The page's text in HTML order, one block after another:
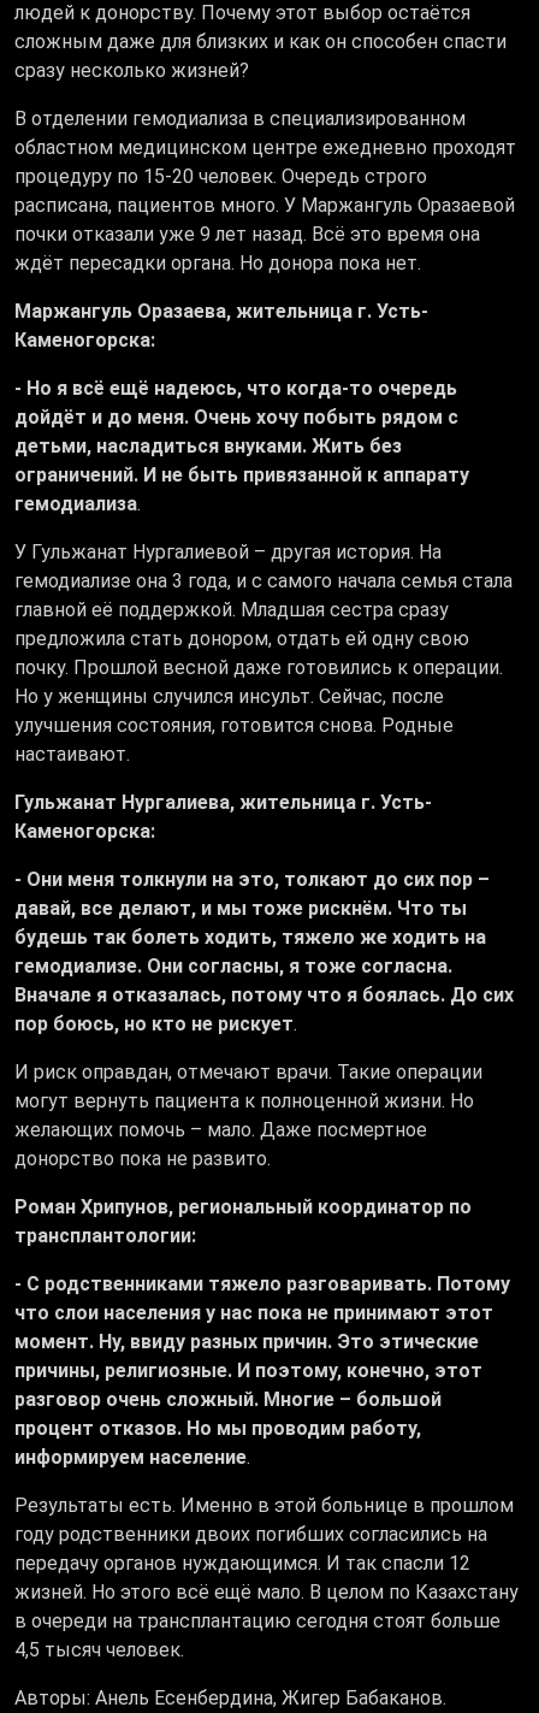
людей к донорству. Почему этот выбор остаётся
сложным даже для близких и как он способен спасти
сразу несколько жизней?
В отделении гемодиализа в специализированном
областном медицинском центре ежедневно проходят
процедуру по 15-20 человек. Очередь строго
расписана, пациентов много. У Маржангуль Оразаевой
почки отказали уже 9 лет назад. Всё это время она
ждёт пересадки органа. Но донора пока нет.
Маржангуль Оразаева, жительница г. Усть-
Каменогорска:
- Но я всё ещё надеюсь, что когда-то очередь
дойдёт и до меня. Очень хочу побыть рядом с
детьми, насладиться внуками. Жить без
ограничений. И не быть привязанной к аппарату
гемодиализа.
У Гульжанат Нургалиевой – другая история. На
гемодиализе она 3 года, и с самого начала семья стала
главной её поддержкой. Младшая сестра сразу
предложила стать донором, отдать ей одну свою
почку. Прошлой весной даже готовились к операции.
Но у женщины случился инсульт. Сейчас, после
улучшения состояния, готовится снова. Родные
настаивают.
Гульжанат Нургалиева, жительница г. Усть-
Каменогорска:
- Они меня толкнули на это, толкают до сих пор –
давай, все делают, и мы тоже рискнём. Что ты
будешь так болеть ходить, тяжело же ходить на
гемодиализе. Они согласны, я тоже согласна.
Вначале я отказалась, потому что я боялась. До сих
пор боюсь, но кто не рискует.
И риск оправдан, отмечают врачи. Такие операции
могут вернуть пациента к полноценной жизни. Но
желающих помочь – мало. Даже посмертное
донорство пока не развито.
Роман Хрипунов, региональный координатор по
трансплантологии:
- С родственниками тяжело разговаривать. Потому
что слои населения у нас пока не принимают этот
момент. Ну, ввиду разных причин. Это этические
причины, религиозные. И поэтому, конечно, этот
разговор очень сложный. Многие – большой
процент отказов. Но мы проводим работу,
информируем население.
Результаты есть. Именно в этой больнице в прошлом
году родственники двоих погибших согласились на
передачу органов нуждающимся. И так спасли 12
жизней. Но этого всё ещё мало. В целом по Казахстану
в очереди на трансплантацию сегодня стоят больше
4,5 тысяч человек.
Авторы: Анель Есенбердина, Жигер Бабаканов.